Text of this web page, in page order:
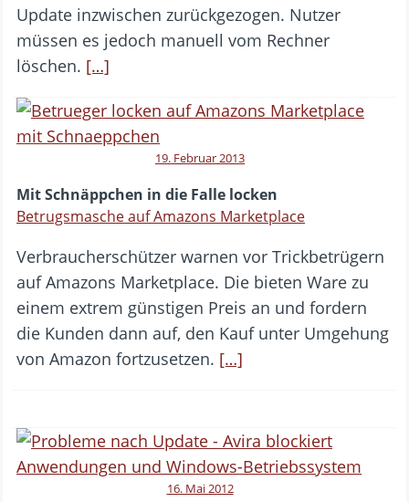
Update inzwischen zurückgezogen. Nutzer
müssen es jedoch manuell vom Rechner
löschen. […]
19. Februar 2013
Mit Schnäppchen in die Falle locken
Betrugsmasche auf Amazons Marketplace
Verbraucherschützer warnen vor Trickbetrügern
auf Amazons Marketplace. Die bieten Ware zu
einem extrem günstigen Preis an und fordern
die Kunden dann auf, den Kauf unter Umgehung
von Amazon fortzusetzen. […]
16. Mai 2012